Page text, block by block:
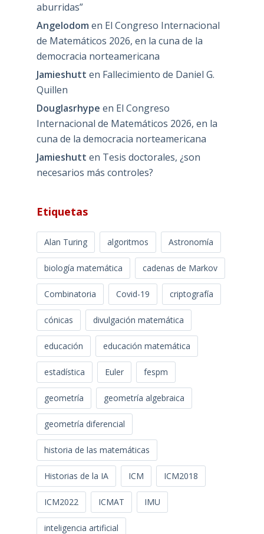
aburridas”
Angelodom en El Congreso Internacional
de Matemáticos 2026, en la cuna de la
democracia norteamericana
Jamieshutt en Fallecimiento de Daniel G.
Quillen
Douglasrhype en El Congreso
Internacional de Matemáticos 2026, en la
cuna de la democracia norteamericana
Jamieshutt en Tesis doctorales, ¿son
necesarios más controles?
Etiquetas
Alan Turing algoritmos Astronomía
biología matemática cadenas de Markov
Combinatoria Covid-19 criptografía
cónicas divulgación matemática
educación educación matemática
estadística Euler fespm
geometría geometría algebraica
geometría diferencial
historia de las matemáticas
Historias de la IA ICM ICM2018
ICM2022 ICMAT IMU
inteligencia artificial